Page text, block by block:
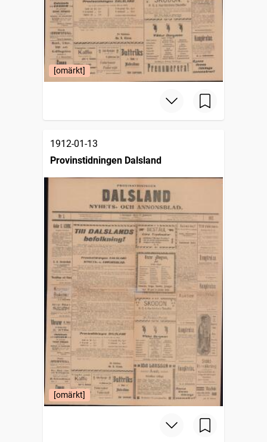
[omärkt]
1912-01-13
Provinstidningen Dalsland
[omärkt]